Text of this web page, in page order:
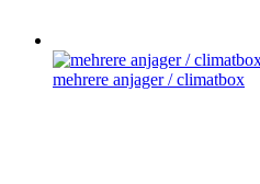
mehrere anjager / climatbox